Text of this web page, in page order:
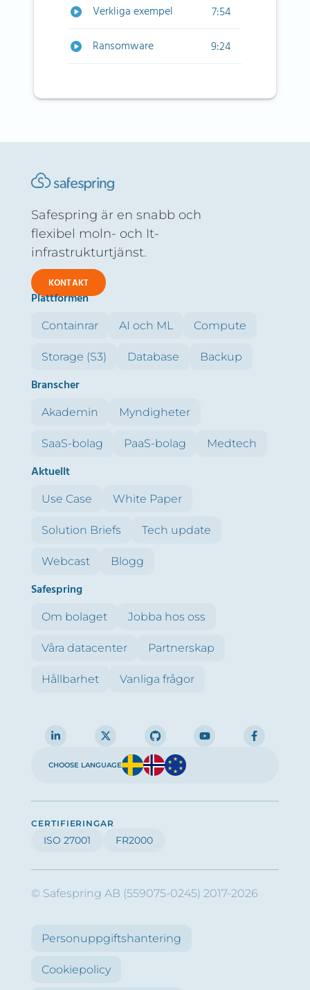
Verkliga exempel
7:54
Ransomware
9:24
Safespring är en snabb och
flexibel moln- och It-
infrastrukturtjänst.
KONTAKT
Plattformen
Containrar AI och ML Compute
Storage (S3) Database Backup
Branscher
Akademin Myndigheter
SaaS-bolag PaaS-bolag Medtech
Aktuellt
Use Case White Paper
Solution Briefs Tech update
Webcast Blogg
Safespring
Om bolaget Jobba hos oss
Våra datacenter Partnerskap
Hållbarhet Vanliga frågor
CHOOSE LANGUAGE
CERTIFIERINGAR
ISO 27001 FR2000
© Safespring AB (559075-0245) 2017-2026
Personuppgiftshantering
Cookiepolicy